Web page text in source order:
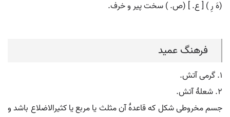
(هَ رِ ) [ ع. ] (ص. ) سخت پیر و خرف.
فرهنگ عمید
۱. گرمی آتش.
۲. شعلۀ آتش.
جسم مخروطی شکل که قاعدۀ آن مثلث یا مربع یا کثیرالاضلاع باشد و